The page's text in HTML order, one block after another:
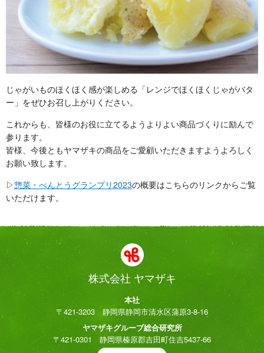
じゃがいものほくほく感が楽しめる「レンジでほくほくじゃがバタ
ー」をぜひお召し上がりください。
これからも、皆様のお役に立てるようよりよい商品づくりに励んで
参ります。
皆様、今後ともヤマザキの商品をご愛顧いただきますようよろしく
お願い致します。
▷惣菜・べんとうグランプリ2023の概要はこちらのリンクからご覧
いただけます。
株式会社 ヤマザキ
本社
〒421-3203 静岡県静岡市清水区蒲原3-8-16
ヤマザキグループ総合研究所
〒421-0301 静岡県榛原郡吉田町住吉5437-66